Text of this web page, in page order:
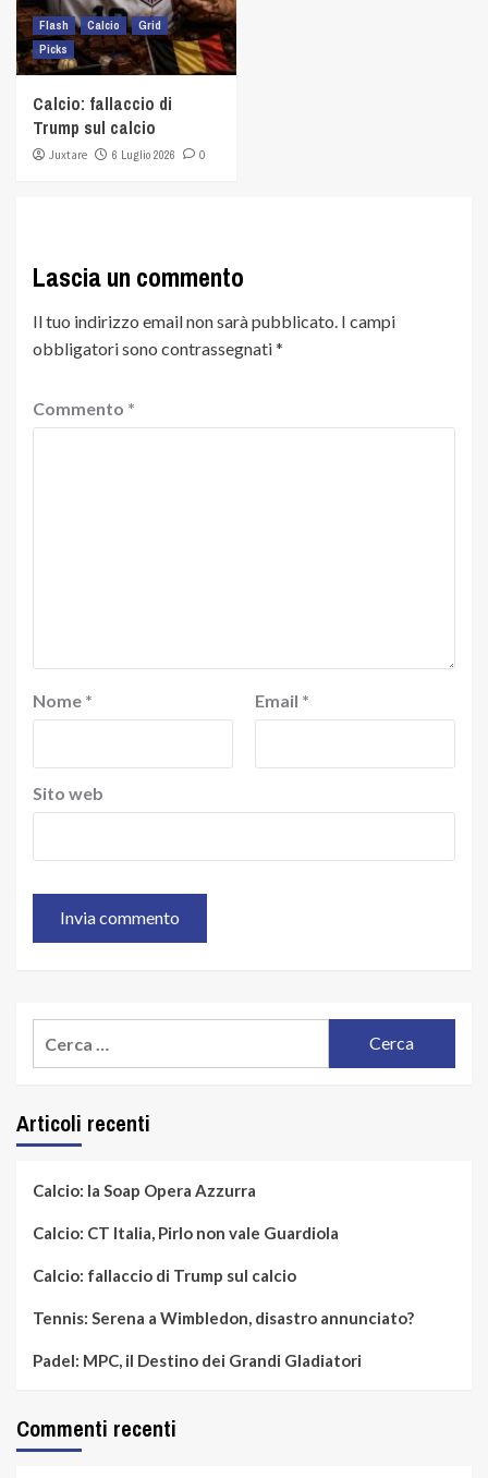
Flash Calcio
Grid
Picks
Calcio: fallaccio di
Trump sul calcio
Juxtare 6 Luglio 2026 0
Lascia un commento
Il tuo indirizzo email non sarà pubblicato. I campi
obbligatori sono contrassegnati*
Commento *
Nome * Email *
Sito web
Articoli recenti
Calcio: la Soap Opera Azzurra
Calcio: CT Italia, Pirlo non vale Guardiola
Calcio: fallaccio di Trump sul calcio
Tennis: Serena a Wimbledon, disastro annunciato?
Padel: MPC, il Destino dei Grandi Gladiatori
Commenti recenti